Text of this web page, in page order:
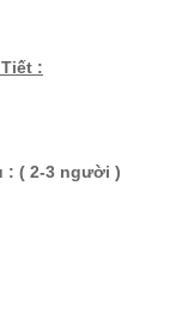
:
: ( 2-3 người )